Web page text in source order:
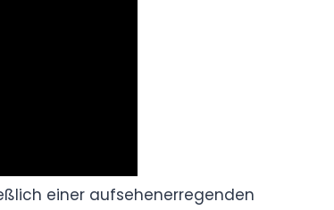
einer aufsehenerregenden